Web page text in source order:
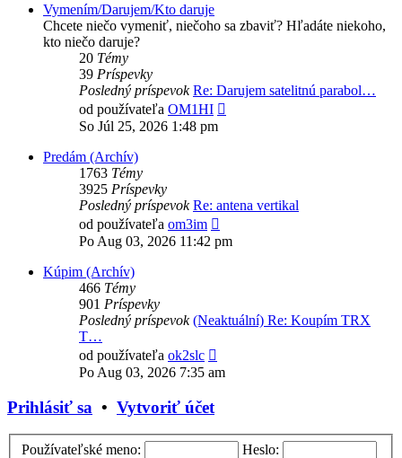
Vymením/Darujem/Kto daruje
Chcete niečo vymeniť, niečoho sa zbaviť? Hľadáte niekoho,
kto niečo daruje?
20 Témy
39 Príspevky
Posledný príspevok Re: Darujem satelitnú parabol…
od používateľa OM1HI
So Júl 25, 2026 1:48 pm
Predám (Archív)
1763 Témy
3925 Príspevky
Posledný príspevok Re: antena vertikal
od používateľa om3im
posledný
Po Aug 03, 2026 11:42 pm
Kúpim (Archív)
466 Témy
901 Príspevky
Posledný príspevok (Neaktuální) Re: Koupím TRX
T…
od používateľa ok2slc
posledný
Po Aug 03, 2026 7:35 am
Prihlásiť sa • Vytvoriť účet
Používateľské meno:
Heslo: